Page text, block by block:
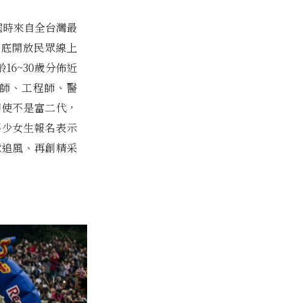
來自全台灣最
開放民眾線上
16~30歲分佈近
、工程師、醫
不是富二代，
女生報名表示
風、再創精采